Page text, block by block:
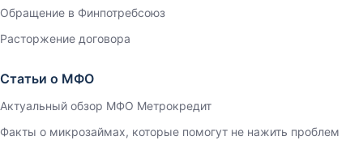
Обращение в Финпотребсоюз
Расторжение договора
Статьи о МФО
Актуальный обзор МФО Метрокредит
Факты о микрозаймах, которые помогут не нажить проблем